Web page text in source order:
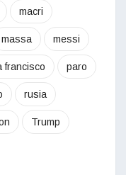
macri
massa messi
francisco paro
rusia
Trump